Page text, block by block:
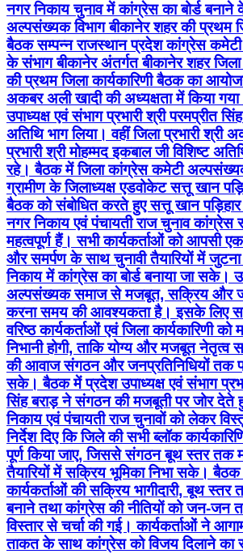
नगर निकाय चुनाव में कांग्रेस का बोर्ड
अल्पसंख्यक विभाग बीकानेर शहर की प्रथम
बैठक सम्पन्न राजस्थान प्रदेश कांग्रेस
के संभाग बीकानेर अंतर्गत बीकानेर शहर
की प्रथम जिला कार्यकारिणी बैठक का
अकबर अली खादी की अध्यक्षता में किया
उपाध्यक्ष एवं संभाग प्रभारी श्री परमप्रीत
अतिथि भाग लिया। वहीं जिला प्रभारी श्री
प्रभारी श्री मोहम्मद इकबाल जी विशिष्ट
रहे। बैठक में जिला कांग्रेस कमेटी अल्पसंख्यक
ग्रामीण के जिलाध्यक्ष एडवोकेट सत्तू खान
बैठक को संबोधित करते हुए सत्तू खान
नगर निकाय एवं पंचायती राज चुनाव
महत्वपूर्ण हैं। सभी कार्यकर्ताओं को आपसी
और समर्पण के साथ चुनावी तैयारियों में जुटना
निकाय में कांग्रेस का बोर्ड बनाया जा सके।
अल्पसंख्यक समाज से मजबूत, सक्रिय और
करना समय की आवश्यकता है। इसके लिए
वरिष्ठ कार्यकर्ताओं एवं जिला कार्यकारिणी को
निभानी होगी, ताकि योग्य और मजबूत
की आवाज संगठन और जनप्रतिनिधियों तक
सके। बैठक में प्रदेश उपाध्यक्ष एवं संभाग
सिंह बराड़ ने संगठन की मजबूती पर जोर देते
निकाय एवं पंचायती राज चुनावों को लेकर
निर्देश दिए कि जिले की सभी ब्लॉक
पूर्ण किया जाए, जिससे संगठन बूथ स्तर तक
तैयारियों में सक्रिय भूमिका निभा सके। बैठक
कार्यकर्ताओं की सक्रिय भागीदारी, बूथ
बनाने तथा कांग्रेस की नीतियों को जन-जन
विस्तार से चर्चा की गई। कार्यकर्ताओं ने
ताकत के साथ कांग्रेस को विजय दिलाने का